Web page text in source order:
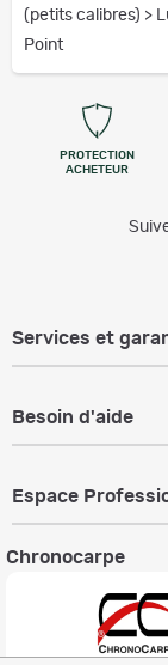
(petits calibres) >
Point
PROTECTION
ACHETEUR
Services et
Besoin d'aide
Espace
Chronocarpe